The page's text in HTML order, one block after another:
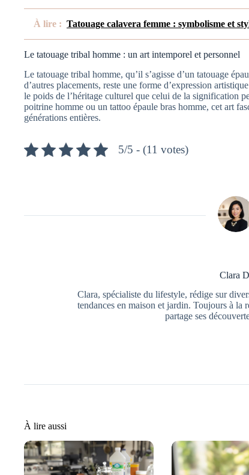
À lire : Tatouage calavera femme : symbolisme et
Le tatouage tribal homme : un art intemporel et personnel
Le tatouage tribal homme, qu’il s’agisse d’un tatouage
d’autres placements, reste une forme d’expression
le poids de l’héritage culturel que celui de la signification
poitrine homme ou un tattoo épaule bras homme, cet art
générations entières.
5/5 - (11 votes)
Clara
Clara, spécialiste du lifestyle, rédige sur
tendances en maison et jardin. Toujours à la
partage ses
À lire aussi